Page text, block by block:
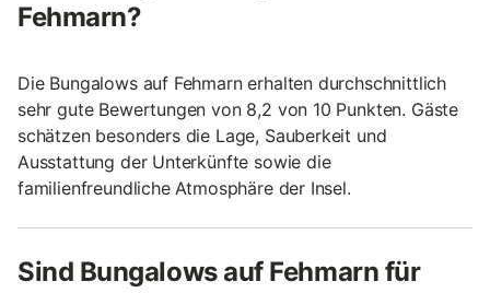
Fehmarn?
Die Bungalows auf Fehmarn erhalten durchschnittlich
sehr gute Bewertungen von 8,2 von 10 Punkten. Gäste
schätzen besonders die Lage, Sauberkeit und
Ausstattung der Unterkünfte sowie die
familienfreundliche Atmosphäre der Insel.
Sind Bungalows auf Fehmarn für